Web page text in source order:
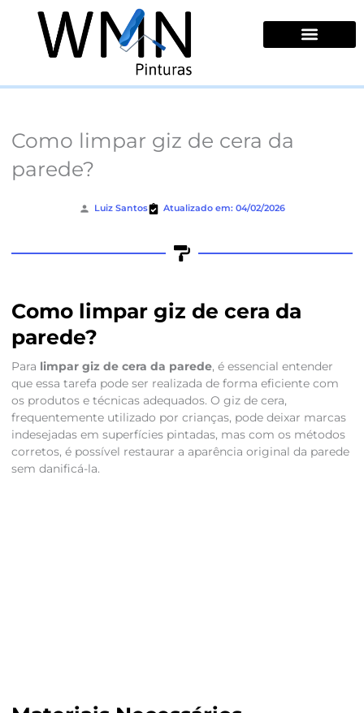
conteúdo
Como limpar giz de cera da
parede?
Luiz Santos Atualizado em: 04/02/2026
Como limpar giz de cera da
parede?
Para limpar giz de cera da parede, é essencial entender
que essa tarefa pode ser realizada de forma eficiente com
os produtos e técnicas adequados. O giz de cera,
frequentemente utilizado por crianças, pode deixar marcas
indesejadas em superfícies pintadas, mas com os métodos
corretos, é possível restaurar a aparência original da parede
sem danificá-la.